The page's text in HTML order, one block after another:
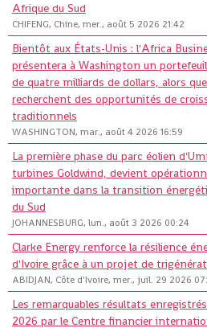
Afrique du Sud
CHIFENG, Chine, mer., août 5 2026 21:42
Bientôt aux États-Unis : l'Africa
présentera à Washington un
de quatre milliards de dollars, alors
recherchent des opportunités de
traditionnels
WASHINGTON, mar., août 4 2026 16:59
La première phase du parc éolien
turbines Goldwind, devient
importante dans la transition
du Sud
JOHANNESBURG, lun., août 3 2026 00:24
Clarke Energy renforce la résilience
d'Ivoire grâce à un projet de
ABIDJAN, Côte d'Ivoire, mer., juil. 29 2026
Les remarquables résultats
2026 par le Centre financier